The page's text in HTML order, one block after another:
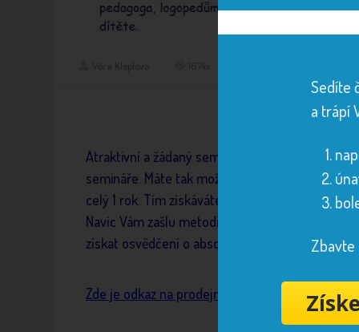
Atraktivní a žádaný seminář
DESATERO pro
semináře. Máte tak možnost z pohodlí
celý 1 rok. Tím získáváte možnost v klidu si
Navíc Vám zašlu metodický materiál Našemu
získat osvědčení o absolvování.
Zde je odkaz na prodejní stránku >>
Sedíte
a trápí
Zbavte